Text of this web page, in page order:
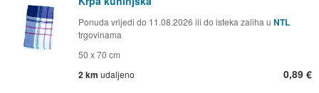
Ponuda vrijedi do 11.08.2026 ili do isteka zaliha u NTL
trgovinama
50 x 70 cm
2 km udaljeno 0,89 €